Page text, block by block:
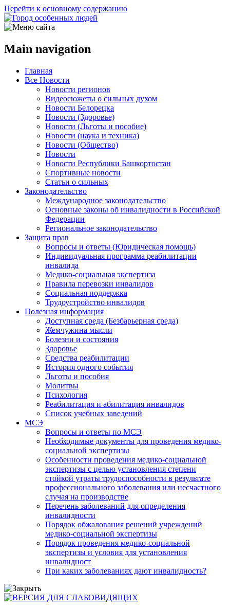
Перейти к основному содержанию
Main navigation
Главная
Все Новости
Новости регионов
Видеосюжеты о сильных духом
Новости Белорецка
Новости (Здоровье)
Новости (Льготы и пособие)
Новости (наука и техника)
Новости (Общество)
Новости
Новости Республики Башкортостан
Спортивные новости
Статьи о сильных
Законодательство
Международное законодательство
Основные законы об инвалидности в Российской
Федерации
Региональное законодательство
Защита прав
Вопросы и ответы (Юридическая помощь)
Индивидуальная программа реабилитации
инвалида
Медико-социальная экспертиза
Правила перевозки инвалидов
Социальная поддержка
Трудоустройство инвалидов
Полезная информация
Доступная среда (Безбарьерная среда)
Жемчужина мысли
Болезни и состояния
Здоровье
Средства реабилитации
История одного события
Льготы и пособия
Молитвы
Психология
Реабилитация и абилитация инвалидов
Список учебных заведений
МСЭ
Вопросы и ответы по МСЭ
Необходимые документы для проведения медико-
социальной экспертизы
Особенности проведения медико-социальной
экспертизы с целью установления степени
стойкой утраты трудоспособности в результате
профессионального заболевания или несчастного
случая на производстве
Перечень заболеваний для определения
инвалидности
Порядок обжалования решений учреждений
медико-социальной экспертизы
Порядок проведения медико-социальной
экспертизы и условия для установления
инвалидност
При каких заболеваниях дают инвалидность?